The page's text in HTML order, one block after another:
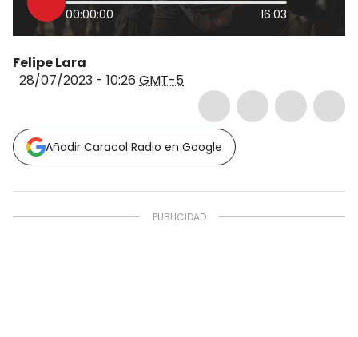
00:00:00 16:03
Felipe Lara
28/07/2023 - 10:26 GMT-5
Añadir Caracol Radio en Google